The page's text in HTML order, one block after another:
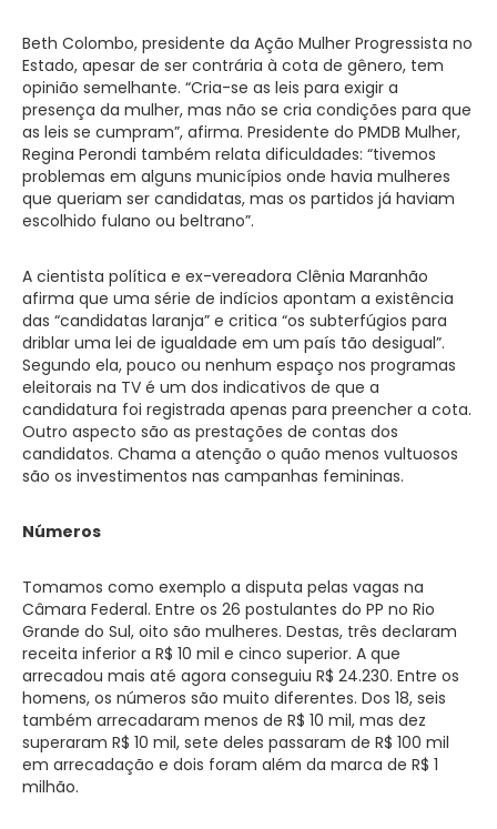
Beth Colombo, presidente da Ação Mulher Progressista no
Estado, apesar de ser contrária à cota de gênero, tem
opinião semelhante. “Cria-se as leis para exigir a
presença da mulher, mas não se cria condições para que
as leis se cumpram”, afirma. Presidente do PMDB Mulher,
Regina Perondi também relata dificuldades: “tivemos
problemas em alguns municípios onde havia mulheres
que queriam ser candidatas, mas os partidos já haviam
escolhido fulano ou beltrano”.
A cientista política e ex-vereadora Clênia Maranhão
afirma que uma série de indícios apontam a existência
das “candidatas laranja” e critica “os subterfúgios para
driblar uma lei de igualdade em um país tão desigual”.
Segundo ela, pouco ou nenhum espaço nos programas
eleitorais na TV é um dos indicativos de que a
candidatura foi registrada apenas para preencher a cota.
Outro aspecto são as prestações de contas dos
candidatos. Chama a atenção o quão menos vultuosos
são os investimentos nas campanhas femininas.
Números
Tomamos como exemplo a disputa pelas vagas na
Câmara Federal. Entre os 26 postulantes do PP no Rio
Grande do Sul, oito são mulheres. Destas, três declaram
receita inferior a R$ 10 mil e cinco superior. A que
arrecadou mais até agora conseguiu R$ 24.230. Entre os
homens, os números são muito diferentes. Dos 18, seis
também arrecadaram menos de R$ 10 mil, mas dez
superaram R$ 10 mil, sete deles passaram de R$ 100 mil
em arrecadação e dois foram além da marca de R$ 1
milhão.